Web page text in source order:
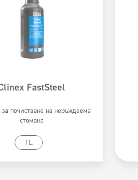
FastSteel
почистване на неръждаема
стомана
1L
продукта